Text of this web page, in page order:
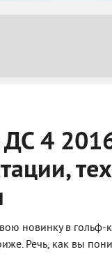
4
новинку в гольф-
Речь, как вы